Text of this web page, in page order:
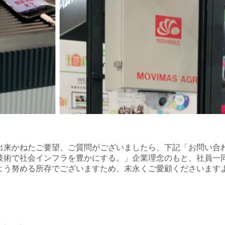
かねたご要望、ご質問がございましたら、下記「お問い
で社会インフラを豊かにする。」企業理念のもと、社員一
努める所存でございますため、末永くご愛顧くださいます